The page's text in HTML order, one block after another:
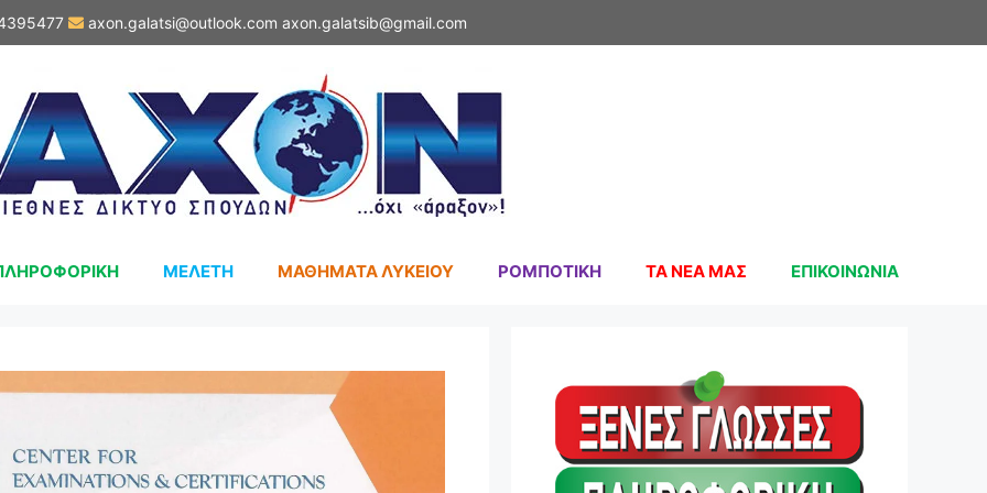
axon.galatsi@outlook.com axon.galatsib@gmail.com
ΜΕΛΕΤΗ ΜΑΘΗΜΑΤΑ ΛΥΚΕΙΟΥ ΡΟΜΠΟΤΙΚΗ ΤΑ ΝΕΑ ΜΑΣ ΕΠΙΚΟΙΝΩΝΙΑ